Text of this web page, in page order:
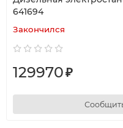
641694
Закончился
129970₽